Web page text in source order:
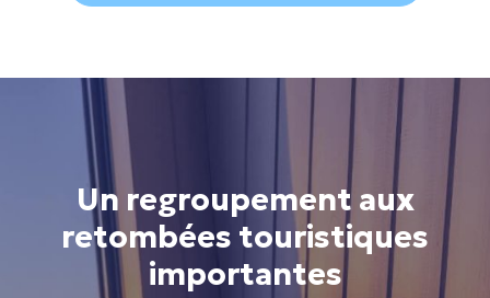
Un regroupement aux
retombées touristiques
importantes